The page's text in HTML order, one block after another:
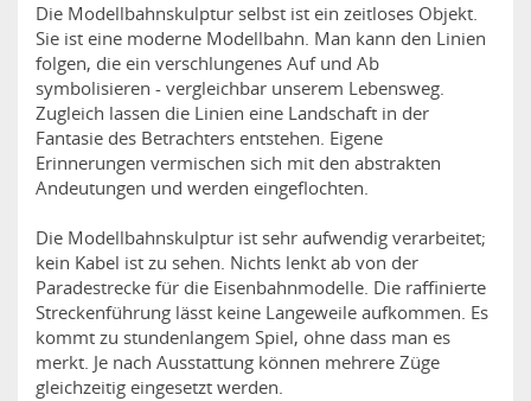
Die Modellbahnskulptur selbst ist ein zeitloses Objekt.
Sie ist eine moderne Modellbahn. Man kann den Linien
folgen, die ein verschlungenes Auf und Ab
symbolisieren - vergleichbar unserem Lebensweg.
Zugleich lassen die Linien eine Landschaft in der
Fantasie des Betrachters entstehen. Eigene
Erinnerungen vermischen sich mit den abstrakten
Andeutungen und werden eingeflochten.
Die Modellbahnskulptur ist sehr aufwendig verarbeitet;
kein Kabel ist zu sehen. Nichts lenkt ab von der
Paradestrecke für die Eisenbahnmodelle. Die raffinierte
Streckenführung lässt keine Langeweile aufkommen. Es
kommt zu stundenlangem Spiel, ohne dass man es
merkt. Je nach Ausstattung können mehrere Züge
gleichzeitig eingesetzt werden.